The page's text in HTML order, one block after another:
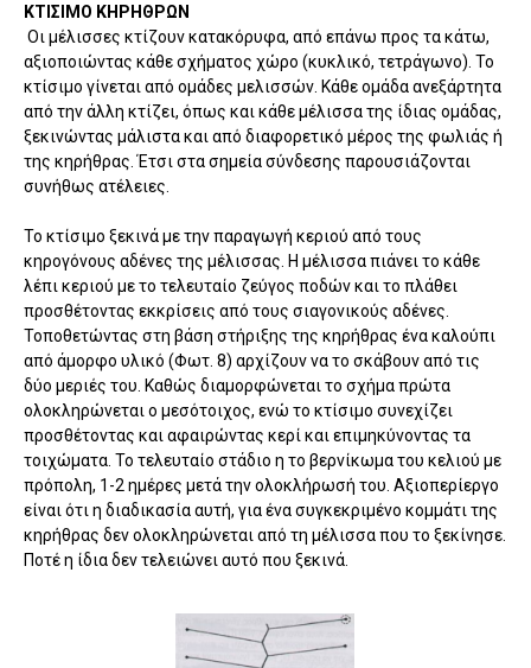
ΚΤΙΣΙΜΟ ΚΗΡΗΘΡΩΝ
Οι μέλισσες κτίζουν κατακόρυφα, από επάνω προς τα κάτω,
αξιοποιώντας κάθε σχήματος χώρο (κυκλικό, τετράγωνο). Το
κτίσιμο γίνεται από ομάδες μελισσών. Κάθε ομάδα ανεξάρτητα
από την άλλη κτίζει, όπως και κάθε μέλισσα της ίδιας ομάδας,
ξεκινώντας μάλιστα και από διαφορετικό μέρος της φωλιάς ή
της κηρήθρας. Έτσι στα σημεία σύνδεσης παρουσιάζονται
συνήθως ατέλειες.
Το κτίσιμο ξεκινά με την παραγωγή κεριού από τους
κηρογόνους αδένες της μέλισσας. Η μέλισσα πιάνει το κάθε
λέπι κεριού με το τελευταίο ζεύγος ποδών και το πλάθει
προσθέτοντας εκκρίσεις από τους σιαγονικούς αδένες.
Τοποθετώντας στη βάση στήριξης της κηρήθρας ένα καλούπι
από άμορφο υλικό (Φωτ. 8) αρχίζουν να το σκάβουν από τις
δύο μεριές του. Καθώς διαμορφώνεται το σχήμα πρώτα
ολοκληρώνεται ο μεσότοιχος, ενώ το κτίσιμο συνεχίζει
προσθέτοντας και αφαιρώντας κερί και επιμηκύνοντας τα
τοιχώματα. Το τελευταίο στάδιο η το βερνίκωμα του κελιού με
πρόπολη, 1-2 ημέρες μετά την ολοκλήρωσή του. Αξιοπερίεργο
είναι ότι η διαδικασία αυτή, για ένα συγκεκριμένο κομμάτι της
κηρήθρας δεν ολοκληρώνεται από τη μέλισσα που το ξεκίνησε.
Ποτέ η ίδια δεν τελειώνει αυτό που ξεκινά.